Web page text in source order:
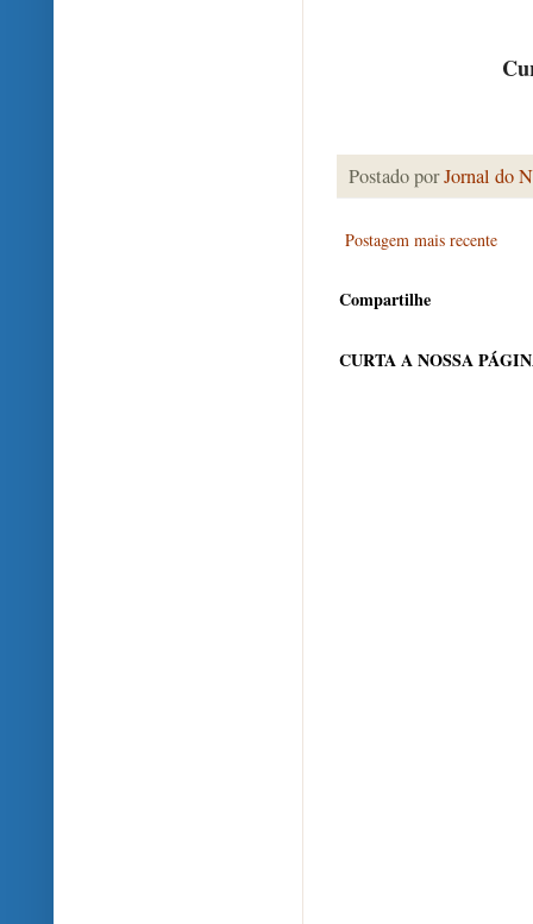
Postado porJornal do
Postagem mais recente
Compartilhe
CURTA A NOSSA